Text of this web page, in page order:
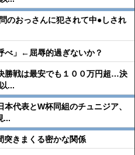
のおっさんに犯されて中●︎しされ
べ」←屈辱的過ぎないか？
勝戦は最安でも１００万円超…決
...
代表とW杯同組のチュニジア、
...
突きまくる密かな関係